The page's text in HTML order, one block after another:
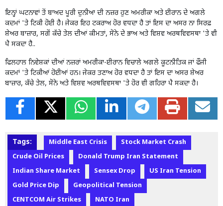
ਇਨ੍ਹਾਂ ਘਟਨਾਵਾਂ ਤੋਂ ਬਾਅਦ ਪੂਰੀ ਦੁਨੀਆ ਦੀ ਨਜ਼ਰ ਹੁਣ ਅਮਰੀਕਾ ਅਤੇ ਈਰਾਨ ਦੇ ਅਗਲੇ
ਕਦਮਾਂ 'ਤੇ ਟਿਕੀ ਹੋਈ ਹੈ। ਜੇਕਰ ਇਹ ਟਕਰਾਅ ਹੋਰ ਵਧਦਾ ਹੈ ਤਾਂ ਇਸ ਦਾ ਅਸਰ ਨਾ ਸਿਰਫ਼
ਸ਼ੇਅਰ ਬਾਜ਼ਾਰ, ਸਗੋਂ ਕੱਚੇ ਤੇਲ ਦੀਆਂ ਕੀਮਤਾਂ, ਸੋਨੇ ਦੇ ਭਾਅ ਅਤੇ ਵਿਸ਼ਵ ਅਰਥਵਿਵਸਥਾ 'ਤੇ ਵੀ
ਪੈ ਸਕਦਾ ਹੈ..
ਫਿਲਹਾਲ ਨਿਵੇਸ਼ਕਾਂ ਦੀਆਂ ਨਜ਼ਰਾਂ ਅਮਰੀਕਾ-ਈਰਾਨ ਵਿਚਾਲੇ ਅਗਲੇ ਕੂਟਨੀਤਿਕ ਜਾਂ ਫੌਜੀ
ਕਦਮਾਂ 'ਤੇ ਟਿਕੀਆਂ ਹੋਈਆਂ ਹਨ। ਜੇਕਰ ਤਣਾਅ ਹੋਰ ਵਧਦਾ ਹੈ ਤਾਂ ਇਸ ਦਾ ਅਸਰ ਸ਼ੇਅਰ
ਬਾਜ਼ਾਰ, ਕੱਚੇ ਤੇਲ, ਸੋਨੇ ਅਤੇ ਵਿਸ਼ਵ ਅਰਥਵਿਵਸਥਾ 'ਤੇ ਹੋਰ ਵੀ ਗਹਿਰਾ ਪੈ ਸਕਦਾ ਹੈ।
Tags: Middle East Crisis
Stock Market Crash
Crude Oil Prices
Donald Trump Iran Statement
Indian Share Market
Sensex Drop
US Iran Tension
Gold Price Dip
Geopolitical Tension
CENTCOM Air Strikes
NATO Iran